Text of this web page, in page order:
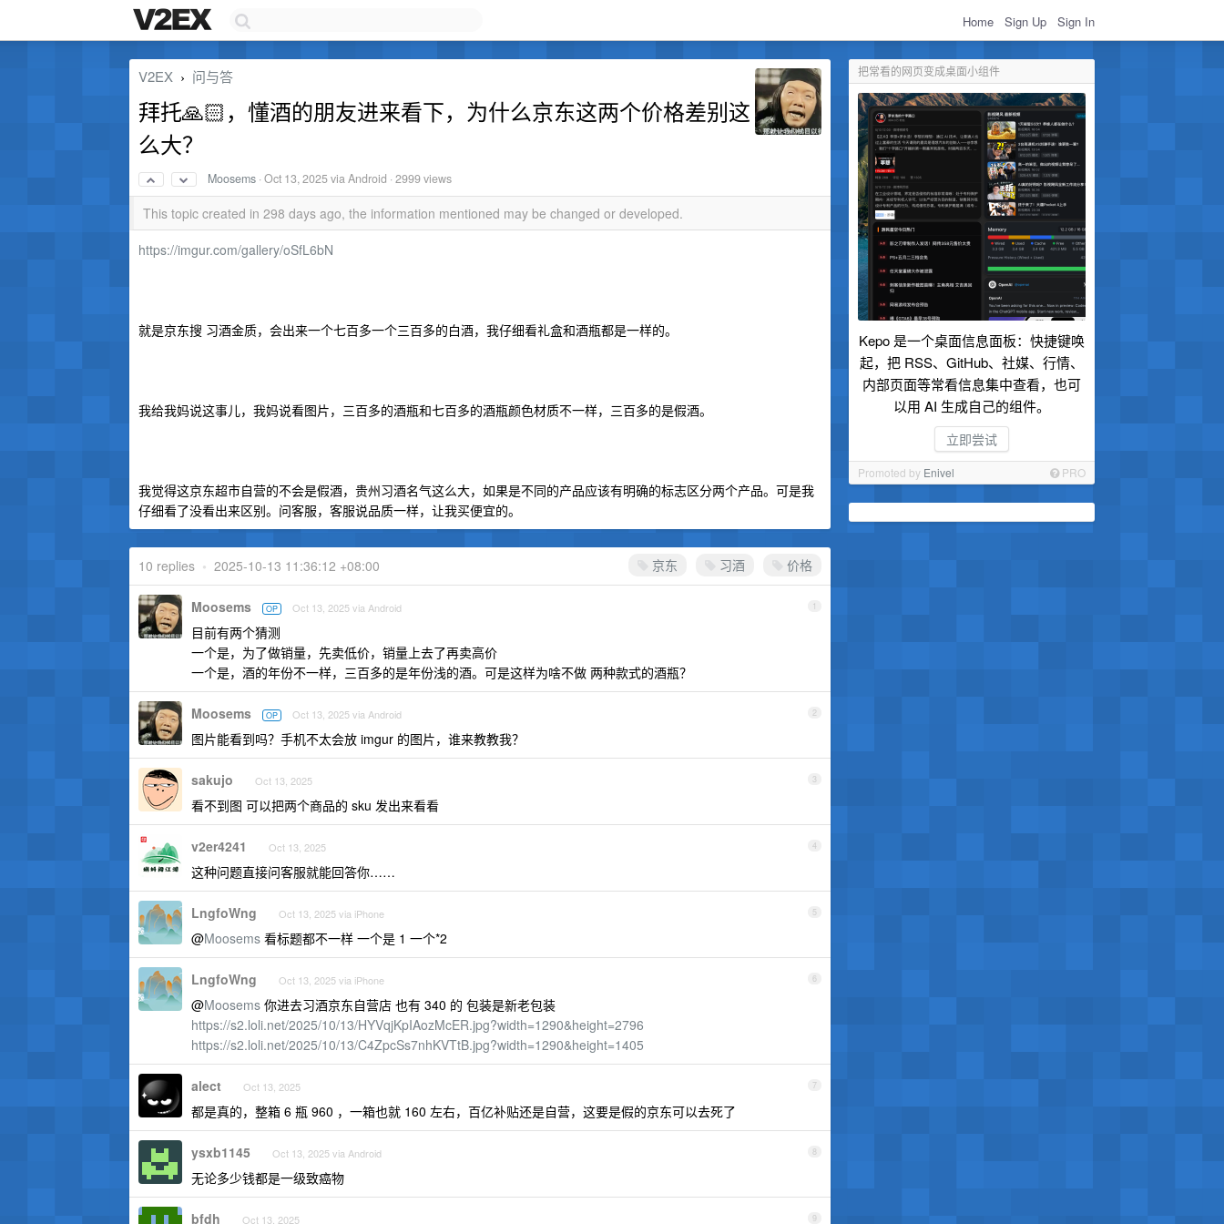
Home Sign Up Sign In
把常看的网页变成桌面小组件
Kepo 是一个桌面信息面板：快捷键唤
起，把 RSS、GitHub、社媒、行情、
内部页面等常看信息集中查看，也可
以用 AI 生成自己的组件。
立即尝试
Promoted by Enivel PRO
V2EX › 问与答
拜托🙏🏻，懂酒的朋友进来看下，为什么京东这两个价格差别这
么大？
Moosems ·Oct 13, 2025via Android · 2999 views
This topic created in 298 days ago, the information mentioned may be changed or developed.
https://imgur.com/gallery/oSfL6bN
就是京东搜 习酒金质，会出来一个七百多一个三百多的白酒，我仔细看礼盒和酒瓶都是一样的。
我给我妈说这事儿，我妈说看图片，三百多的酒瓶和七百多的酒瓶颜色材质不一样，三百多的是假酒。
我觉得这京东超市自营的不会是假酒，贵州习酒名气这么大，如果是不同的产品应该有明确的标志区分两个产品。可是我
仔细看了没看出来区别。问客服，客服说品质一样，让我买便宜的。
京东 习酒 价格
10 replies • 2025-10-13 11:36:12 +08:00
1
Moosems OP Oct 13, 2025 via Android
目前有两个猜测
一个是，为了做销量，先卖低价，销量上去了再卖高价
一个是，酒的年份不一样，三百多的是年份浅的酒。可是这样为啥不做 两种款式的酒瓶？
2
Moosems OP Oct 13, 2025 via Android
图片能看到吗？手机不太会放 imgur 的图片，谁来教教我？
3
sakujo Oct 13, 2025
看不到图 可以把两个商品的 sku 发出来看看
4
v2er4241 Oct 13, 2025
这种问题直接问客服就能回答你……
5
LngfoWng Oct 13, 2025 via iPhone
@Moosems 看标题都不一样 一个是 1 一个*2
6
LngfoWng Oct 13, 2025 via iPhone
@Moosems 你进去习酒京东自营店 也有 340 的 包装是新老包装
https://s2.loli.net/2025/10/13/HYVqjKpIAozMcER.jpg?width=1290&height=2796
https://s2.loli.net/2025/10/13/C4ZpcSs7nhKVTtB.jpg?width=1290&height=1405
7
alect Oct 13, 2025
都是真的，整箱 6 瓶 960 ，一箱也就 160 左右，百亿补贴还是自营，这要是假的京东可以去死了
8
ysxb1145 Oct 13, 2025 via Android
无论多少钱都是一级致癌物
9
bfdh Oct 13, 2025